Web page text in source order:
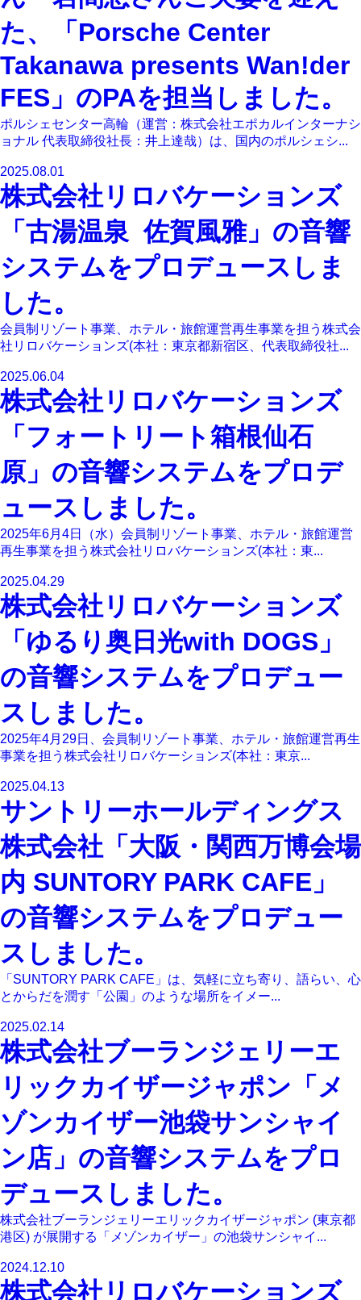
た、「Porsche Center
Takanawa presents Wan!der
FES」のPAを担当しました。
ポルシェセンター高輪（運営：株式会社エポカルインターナシ
ョナル 代表取締役社長：井上達哉）は、国内のポルシェシ...
2025.08.01
株式会社リロバケーションズ
「古湯温泉 佐賀風雅」の音響
システムをプロデュースしま
した。
会員制リゾート事業、ホテル・旅館運営再生事業を担う株式会
社リロバケーションズ(本社：東京都新宿区、代表取締役社...
2025.06.04
株式会社リロバケーションズ
「フォートリート箱根仙石
原」の音響システムをプロデ
ュースしました。
2025年6月4日（水）会員制リゾート事業、ホテル・旅館運営
再生事業を担う株式会社リロバケーションズ(本社：東...
2025.04.29
株式会社リロバケーションズ
「ゆるり奥日光with DOGS」
の音響システムをプロデュー
スしました。
2025年4月29日、会員制リゾート事業、ホテル・旅館運営再生
事業を担う株式会社リロバケーションズ(本社：東京...
2025.04.13
サントリーホールディングス
株式会社「大阪・関西万博会場
内 SUNTORY PARK CAFE」
の音響システムをプロデュー
スしました。
「SUNTORY PARK CAFE」は、気軽に立ち寄り、語らい、心
とからだを潤す「公園」のような場所をイメー...
2025.02.14
株式会社ブーランジェリーエ
リックカイザージャポン「メ
ゾンカイザー池袋サンシャイ
ン店」の音響システムをプロ
デュースしました。
株式会社ブーランジェリーエリックカイザージャポン (東京都
港区) が展開する「メゾンカイザー」の池袋サンシャイ...
2024.12.10
株式会社リロバケーションズ